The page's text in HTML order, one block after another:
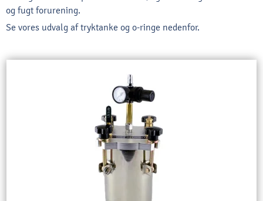
og fugt forurening.
Se vores udvalg af tryktanke og o-ringe nedenfor.